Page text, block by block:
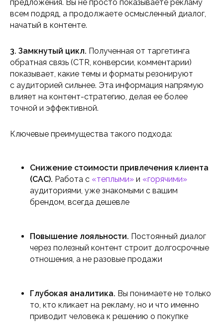
предложения. Вы не просто показываете рекламу
всем подряд, а продолжаете осмысленный диалог,
начатый в контенте.
3. Замкнутый цикл. Полученная от таргетинга
обратная связь (CTR, конверсии, комментарии)
показывает, какие темы и форматы резонируют
с аудиторией сильнее. Эта информация напрямую
влияет на контент-стратегию, делая ее более
точной и эффективной.
Ключевые преимущества такого подхода:
Снижение стоимости привлечения клиента
(CAC). Работа с «теплыми» и «горячими»
аудиториями, уже знакомыми с вашим
брендом, всегда дешевле
Повышение лояльности. Постоянный диалог
через полезный контент строит долгосрочные
отношения, а не разовые продажи
Глубокая аналитика. Вы понимаете не только
то, кто кликает на рекламу, но и что именно
приводит человека к решению о покупке